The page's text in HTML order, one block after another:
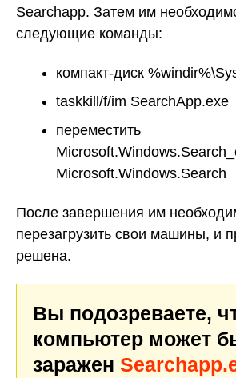
Searchapp. Затем им
следующие команды:
компакт-диск
taskkill/f/im SearchApp.exe
переместить
Microsoft.Windows.Search
После завершения им
перезагрузить свои машины, и
решена.
Вы подозреваете,
компьютер может
заражен